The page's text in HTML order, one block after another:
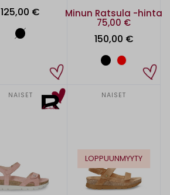
125,00 €
Minun Ratsula -hinta
75,00 €
150,00 €
NAISET NAISET
LOPPUUNMYYTY